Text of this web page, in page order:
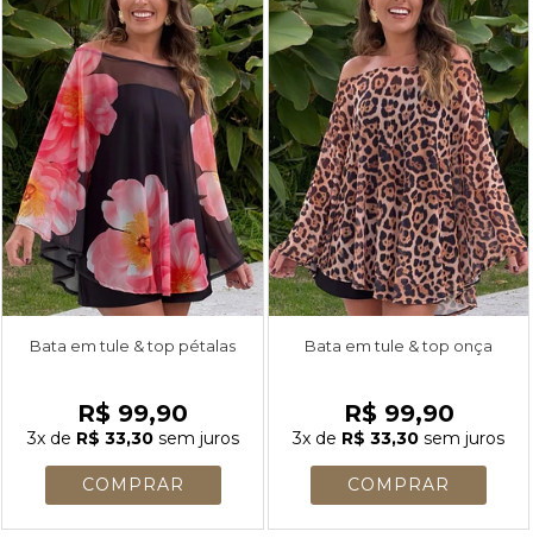
Bata em tule & top pétalas
R$ 99,90
3xde R$ 33,30sem juros
Bata em tule & top onça
R$ 99,90
3x de R$ 33,30 sem juros